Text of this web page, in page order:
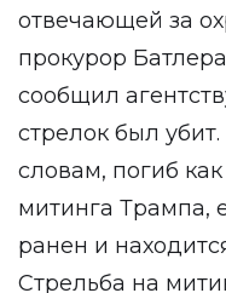
отвечающей за
прокурор
сообщил
стрелок был
словам, погиб
митинга Трампа,
ранен и
Стрельба на